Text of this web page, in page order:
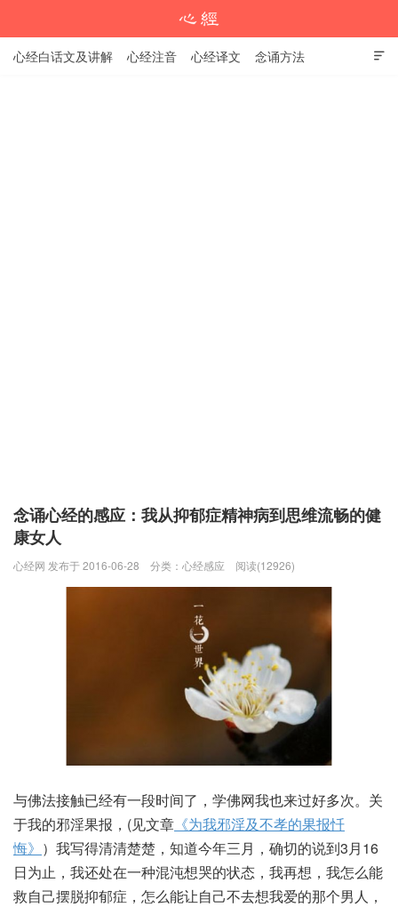

心经白话文及讲解 心经注音 心经译文 念诵方法
念诵心经的感应：我从抑郁症精神病到思维流畅的健
康女人
心经网 发布于 2016-06-28 分类： 心经感应 阅读(12926)
与佛法接触已经有一段时间了，学佛网我也来过好多次。关
于我的邪淫果报，(见文章 《为我邪淫及不孝的果报忏
悔》 ）我写得清清楚楚，知道今年三月，确切的说到3月16
日为止，我还处在一种混沌想哭的状态，我再想，我怎么能
救自己摆脱抑郁症，怎么能让自己不去想我爱的那个男人，